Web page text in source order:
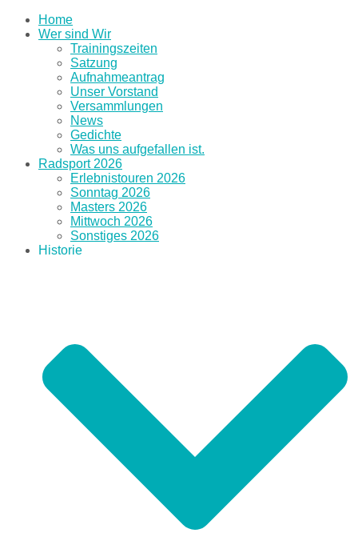
Home
Wer sind Wir
Trainingszeiten
Satzung
Aufnahmeantrag
Unser Vorstand
Versammlungen
News
Gedichte
Was uns aufgefallen ist.
Radsport 2026
Erlebnistouren 2026
Sonntag 2026
Masters 2026
Mittwoch 2026
Sonstiges 2026
Historie